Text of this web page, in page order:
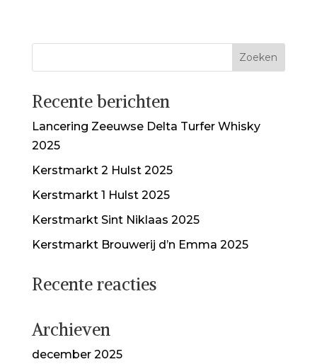
Recente berichten
Lancering Zeeuwse Delta Turfer Whisky
2025
Kerstmarkt 2 Hulst 2025
Kerstmarkt 1 Hulst 2025
Kerstmarkt Sint Niklaas 2025
Kerstmarkt Brouwerij d’n Emma 2025
Recente reacties
Archieven
december 2025